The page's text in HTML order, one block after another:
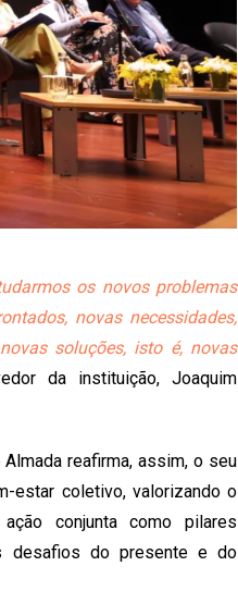
os novos problemas
novas necessidades,
soluções, isto é, novas
da instituição, Joaquim
reafirma, assim, o seu
estar coletivo, valorizando o
conjunta como pilares
desafios do presente e do